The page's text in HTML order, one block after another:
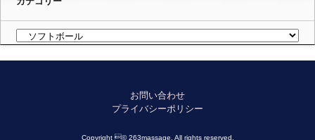
お問い合わせ
プライバシーポリシー
Copyright © 263massage, All rights reserved.